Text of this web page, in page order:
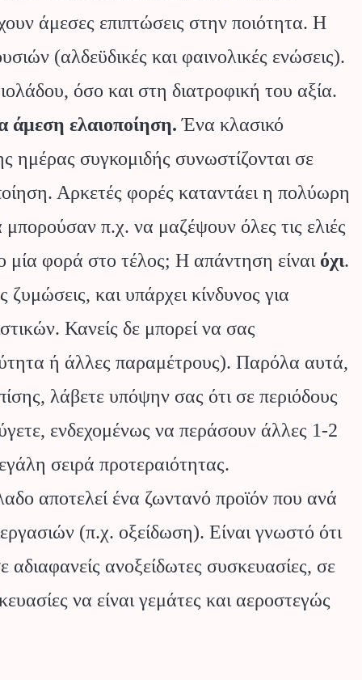
άμεσες επιπτώσεις στην ποιότητα. Η
(αλδεϋδικές και φαινολικές ενώσεις).
όσο και στη διατροφική του αξία.
άμεση ελαιοποίηση. Ένα κλασικό
ημέρας συγκομιδής συνωστίζονται σε
Αρκετές φορές καταντάει η πολύωρη
π.χ. να μαζέψουν όλες τις ελιές
μία φορά στο τέλος; Η απάντηση είναι όχι.
και υπάρχει κίνδυνος για
Κανείς δε μπορεί να σας
ή άλλες παραμέτρους). Παρόλα αυτά,
λάβετε υπόψην σας ότι σε περιόδους
ενδεχομένως να περάσουν άλλες 1-2
σειρά προτεραιότητας.
αποτελεί ένα ζωντανό προϊόν που ανά
(π.χ. οξείδωση). Είναι γνωστό ότι
ανοξείδωτες συσκευασίες, σε
να είναι γεμάτες και αεροστεγώς